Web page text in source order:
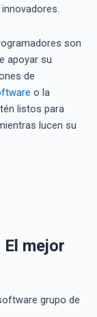
son
apoyar su
de
o la
listos para
lucen su
mejor